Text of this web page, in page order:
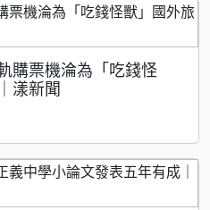
購票機淪為「吃錢怪
漾新聞